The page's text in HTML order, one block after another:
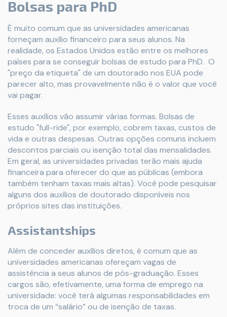
Bolsas para PhD
É muito comum que as universidades americanas
forneçam auxílio financeiro para seus alunos. Na
realidade, os Estados Unidos estão entre os melhores
países para se conseguir bolsas de estudo para PhD. O
"preço da etiqueta" de um doutorado nos EUA pode
parecer alto, mas provavelmente não é o valor que você
vai pagar.
Esses auxílios vão assumir várias formas. Bolsas de
estudo "full-ride", por exemplo, cobrem taxas, custos de
vida e outras despesas. Outras opções comuns incluem
descontos parciais ou isenção total das mensalidades.
Em geral, as universidades privadas terão mais ajuda
financeira para oferecer do que as públicas (embora
também tenham taxas mais altas). Você pode pesquisar
alguns dos auxílios de doutorado disponíveis nos
próprios sites das instituições.
Assistantships
Além de conceder auxílios diretos, é comum que as
universidades americanas ofereçam vagas de
assistência a seus alunos de pós-graduação. Esses
cargos são, efetivamente, uma forma de emprego na
universidade: você terá algumas responsabilidades em
troca de um “salário” ou de isenção de taxas.